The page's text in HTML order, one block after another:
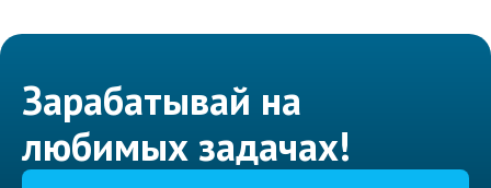
Зарабатывай на
любимых задачах!